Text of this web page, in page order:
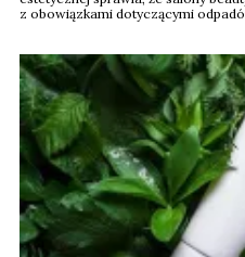
z obowiązkami dotyczącymi
systemie BDO.